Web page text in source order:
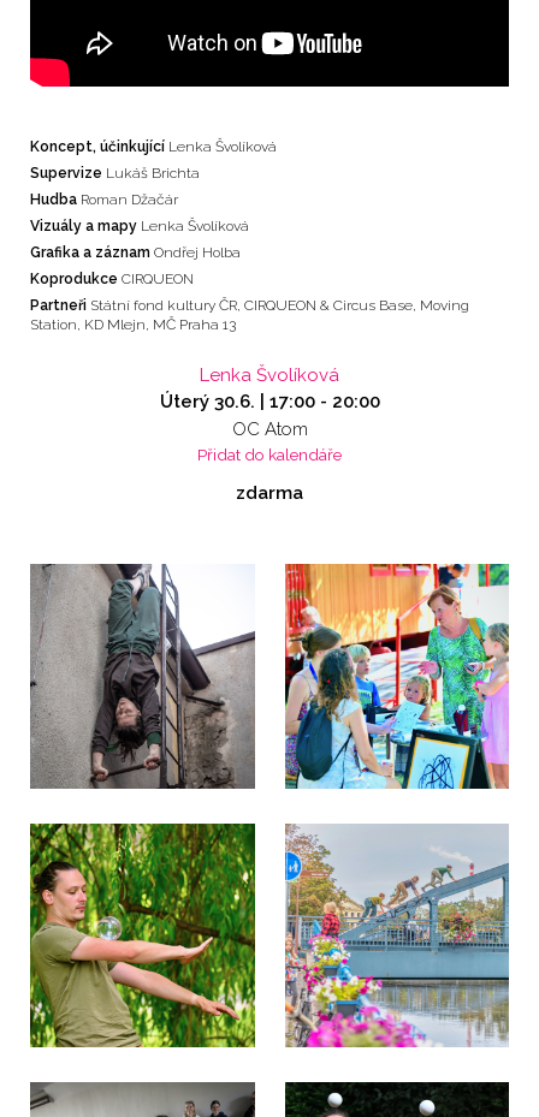
Koncept, účinkující Lenka Švolíková
Supervize Lukáš Brichta
Hudba Roman Džačár
Vizuály a mapy Lenka Švolíková
Grafika a záznam Ondřej Holba
Koprodukce CIRQUEON
Partneři Státní fond kultury ČR, CIRQUEON & Circus Base, Moving
Station, KD Mlejn, MČ Praha 13
Lenka Švolíková
Úterý 30.6. | 17:00- 20:00
OC Atom
Přidat do kalendáře
zdarma